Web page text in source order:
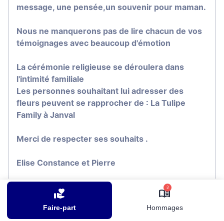
Faire-part
3
Hommages
message, une pensée,un souvenir pour maman.
Nous ne manquerons pas de lire chacun de vos
témoignages avec beaucoup d'émotion
La cérémonie religieuse se déroulera dans
l'intimité familiale
Les personnes souhaitant lui adresser des
fleurs peuvent se rapprocher de : La Tulipe
Family à Janval
Merci de respecter ses souhaits .
Elise Constance et Pierre